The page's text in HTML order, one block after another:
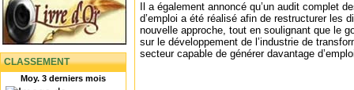
CLASSEMENT
Moy. 3 derniers mois
Il a également annoncé qu’un audit complet
d’emploi a été réalisé afin de restructurer les
nouvelle approche, tout en soulignant que le
sur le développement de l’industrie de
secteur capable de générer davantage